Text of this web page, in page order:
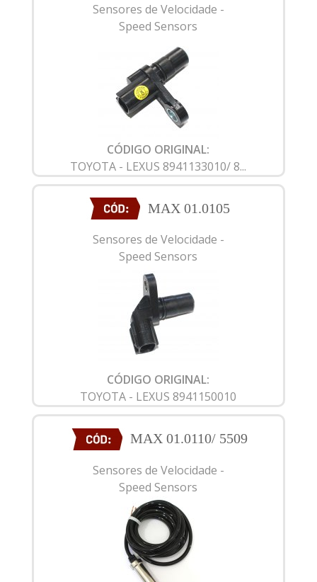
Sensores de Velocidade -
Speed Sensors
CÓDIGO ORIGINAL:
TOYOTA - LEXUS 8941133010/ 8...
MAX 01.0105
Sensores de Velocidade -
Speed Sensors
CÓDIGO ORIGINAL:
TOYOTA - LEXUS 8941150010
MAX 01.0110/ 5509
Sensores de Velocidade -
Speed Sensors